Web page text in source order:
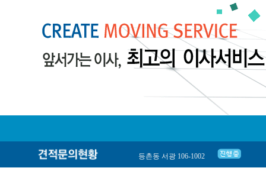
등촌동 서광 106-1002
서울강서구 화곡동 우장산아이파크아파